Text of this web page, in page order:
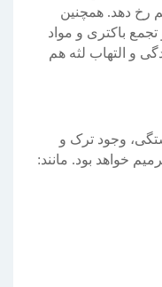
دهد. همچنین
باکتری و مواد
و التهاب لثه هم
وجود ترک و
خواهد بود. مانند: